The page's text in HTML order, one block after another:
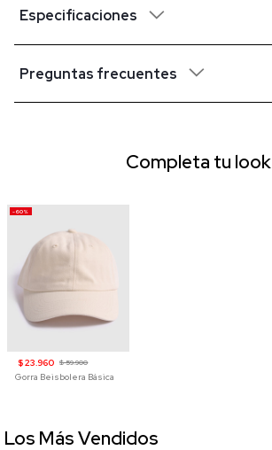
Especificaciones
Preguntas frecuentes
-60%
$ 23.960 $ 59.900
Gorra Beisbolera Básica
Completa tu look
Los Más Vendidos